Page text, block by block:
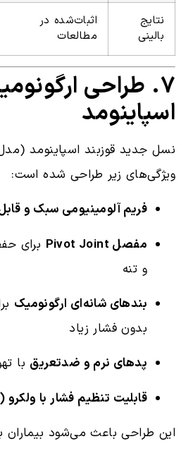
نتایج
بالینی
اثبات‌شده در
مطالعات
۷. طراحی
اسپاینومد
ویژگی‌های زیر طراحی شده است:
فریم آلومینیومی سبک و
مفصل Pivot Joint
برای
و تنه
بندهای شانه‌ای ارگونومیک
بدون فشار زیاد
پدهای نرم و ضدتعریق با
قابلیت تنظیم فشار با ولکرو (Velcro)
این طراحی باعث می‌شود بیماران